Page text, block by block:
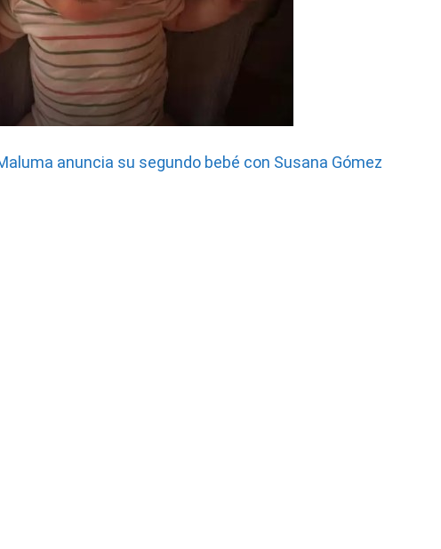
anuncia su segundo bebé con Susana Gómez